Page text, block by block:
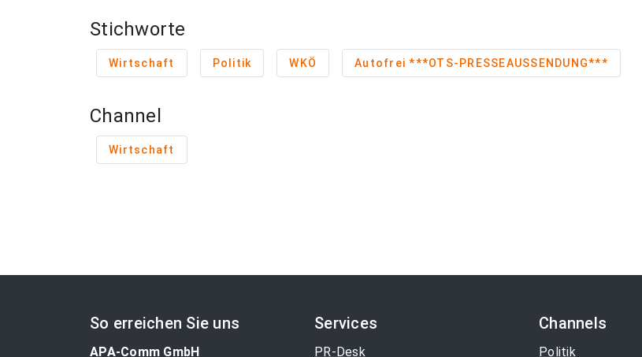
Stichworte
Wirtschaft Politik WKÖ Autofrei ***OTS-PRESSEAUSSENDUNG***
Channel
Wirtschaft
So erreichen Sie uns
APA-Comm GmbH
Services
PR-Desk
Channels
Politik